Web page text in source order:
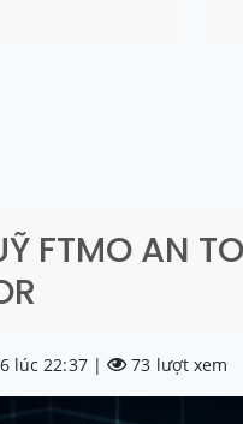
FTMO AN
lúc 22:37 | 73 lượt xem